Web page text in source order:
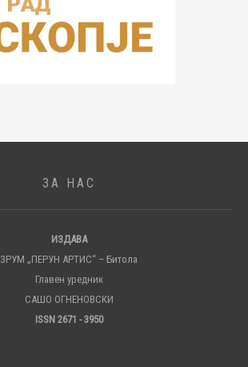
ЗА НАС
ИЗДАВА
ЗРУМ „ПЕРУН АРТИС“ – Битола
Главен уредник
САШО ОГНЕНОВСКИ
ISSN 2671 - 3950